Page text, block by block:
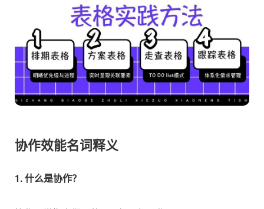
协作效能名词释义
1. 什么是协作？